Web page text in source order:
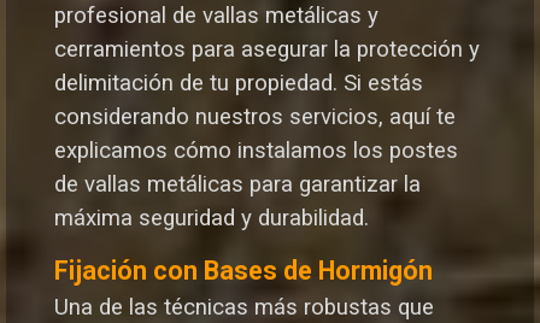
profesional de vallas metálicas y
cerramientos para asegurar la protección y
delimitación de tu propiedad. Si estás
considerando nuestros servicios, aquí te
explicamos cómo instalamos los postes
de vallas metálicas para garantizar la
máxima seguridad y durabilidad.
Fijación con Bases de Hormigón
Una de las técnicas más robustas que